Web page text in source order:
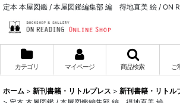
定本 本屋図鑑 / 本屋図鑑編集部 編 得地直美 絵 / ON
カテゴリ マイページ 商品検索 ご
ホーム > 新刊書籍・リトルプレス > 新刊書籍・リトル